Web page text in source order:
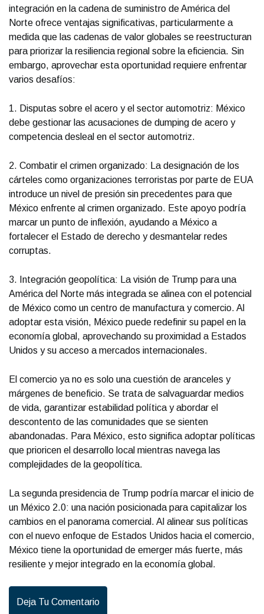
integración en la cadena de suministro de América del
Norte ofrece ventajas significativas, particularmente a
medida que las cadenas de valor globales se reestructuran
para priorizar la resiliencia regional sobre la eficiencia. Sin
embargo, aprovechar esta oportunidad requiere enfrentar
varios desafíos:
1. Disputas sobre el acero y el sector automotriz: México
debe gestionar las acusaciones de dumping de acero y
competencia desleal en el sector automotriz.
2. Combatir el crimen organizado: La designación de los
cárteles como organizaciones terroristas por parte de EUA
introduce un nivel de presión sin precedentes para que
México enfrente al crimen organizado. Este apoyo podría
marcar un punto de inflexión, ayudando a México a
fortalecer el Estado de derecho y desmantelar redes
corruptas.
3. Integración geopolítica: La visión de Trump para una
América del Norte más integrada se alinea con el potencial
de México como un centro de manufactura y comercio. Al
adoptar esta visión, México puede redefinir su papel en la
economía global, aprovechando su proximidad a Estados
Unidos y su acceso a mercados internacionales.
El comercio ya no es solo una cuestión de aranceles y
márgenes de beneficio. Se trata de salvaguardar medios
de vida, garantizar estabilidad política y abordar el
descontento de las comunidades que se sienten
abandonadas. Para México, esto significa adoptar políticas
que prioricen el desarrollo local mientras navega las
complejidades de la geopolítica.
La segunda presidencia de Trump podría marcar el inicio de
un México 2.0: una nación posicionada para capitalizar los
cambios en el panorama comercial. Al alinear sus políticas
con el nuevo enfoque de Estados Unidos hacia el comercio,
México tiene la oportunidad de emerger más fuerte, más
resiliente y mejor integrado en la economía global.
Deja Tu Comentario